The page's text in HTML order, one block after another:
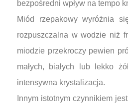
bezpośredni wpływ na tempo
Miód rzepakowy wyróżnia
rozpuszczalna w wodzie niż
miodzie przekroczy pewien
małych, białych lub lekko
intensywna krystalizacja.
Innym istotnym czynnikiem